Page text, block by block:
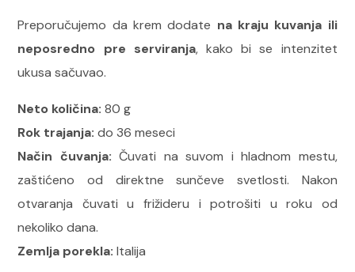
Preporučujemo da krem dodate na kraju kuvanja ili
neposredno pre serviranja, kako bi se intenzitet
ukusa sačuvao.
Neto količina: 80 g
Rok trajanja: do 36 meseci
Način čuvanja: Čuvati na suvom i hladnom mestu,
zaštićeno od direktne sunčeve svetlosti. Nakon
otvaranja čuvati u frižideru i potrošiti u roku od
nekoliko dana.
Zemlja porekla: Italija